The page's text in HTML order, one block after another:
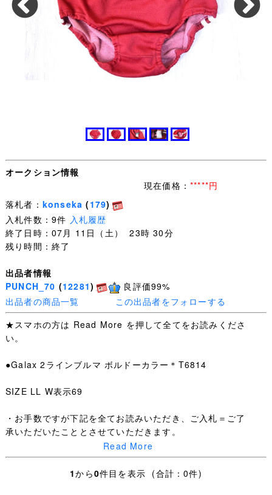
オークション情報
現在価格： *****円
落札者： konseka ( 179)
入札件数：9件 入札履歴
終了日時：07月 11日（土） 23時 30分
残り時間：終了
出品者情報
PUNCH_70 (12281)
良評価99%
出品者の商品一覧
この出品者をフォローする
★スマホの方は Read More を押して全てをお読みくださ
い。
●Galax 2ラインブルマ ボルドーカラー＊T6814
SIZE LL W表示69
・お手数ですが下記を全てお読みいただき、ご入札＝ご了
承いただいたこととさせていただきます。
・日々学校生活に使われた制服なので、着用できないほど
の汚れやダメージ以外は記載していません、写真を優先し
Read More
1から0件目を表示 (合計：0件)